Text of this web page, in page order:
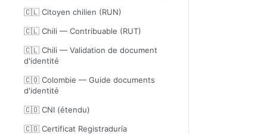
🇨🇱 Citoyen chilien (RUN)
🇨🇱 Chili — Contribuable (RUT)
🇨🇱 Chili — Validation de document
d'identité
🇨🇴 Colombie — Guide documents
d'identité
🇨🇴 CNI (étendu)
🇨🇴 Certificat Registraduría